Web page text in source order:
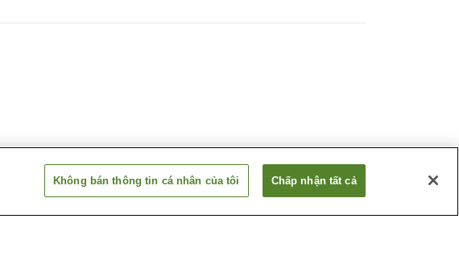
Không bán thông tin cá nhân của tôi Chấp nhận tất cả